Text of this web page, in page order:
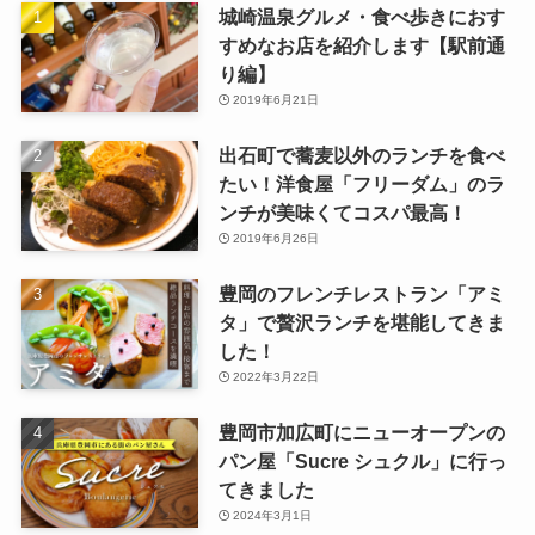
城崎温泉グルメ・食べ歩きにおす
すめなお店を紹介します【駅前通
り編】
2019年6月21日
出石町で蕎麦以外のランチを食べ
たい！洋食屋「フリーダム」のラ
ンチが美味くてコスパ最高！
2019年6月26日
豊岡のフレンチレストラン「アミ
タ」で贅沢ランチを堪能してきま
した！
2022年3月22日
豊岡市加広町にニューオープンの
パン屋「Sucre シュクル」に行っ
てきました
2024年3月1日